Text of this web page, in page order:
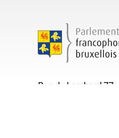
Rue du Lombard 77